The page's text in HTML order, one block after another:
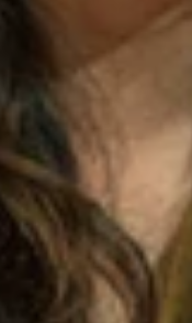
のヴォーカリスト、
のヴォーカリスト、